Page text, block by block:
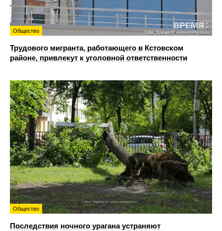
Общество
Трудового мигранта, работающего в Кстовском
районе, привлекут к уголовной ответственности
Общество
Последствия ночного урагана устраняют